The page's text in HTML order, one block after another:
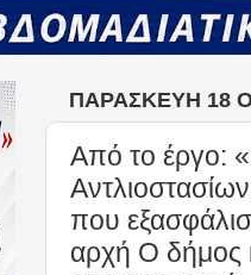
ΠΑΡΑΣΚΕΥΉ 18
Από το έργο:
που
αρχή Ο δήμος